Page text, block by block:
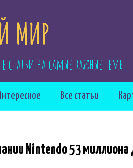
МИР
статьи на самые важные темы
Все статьи
Nintendo 53